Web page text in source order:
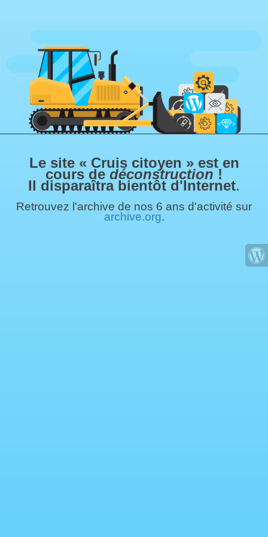
Le site « Cruis citoyen » est en
cours de déconstruction !
Il disparaîtra bientôt d'Internet.
Retrouvez l'archive de nos 6 ans d'activité sur
archive.org.